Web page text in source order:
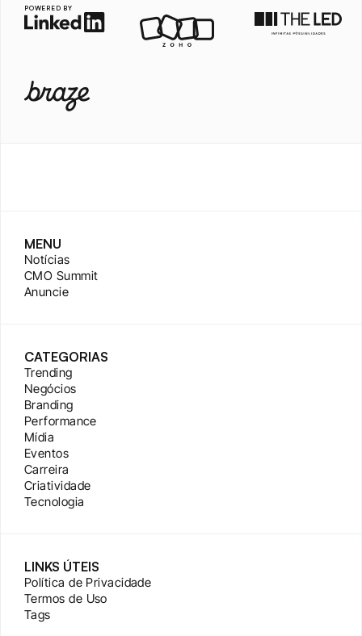
POWERED BY
MENU
Notícias
CMO Summit
Anuncie
CATEGORIAS
Trending
Negócios
Branding
Performance
Mídia
Eventos
Carreira
Criatividade
Tecnologia
LINKS ÚTEIS
Política de Privacidade
Termos de Uso
Tags